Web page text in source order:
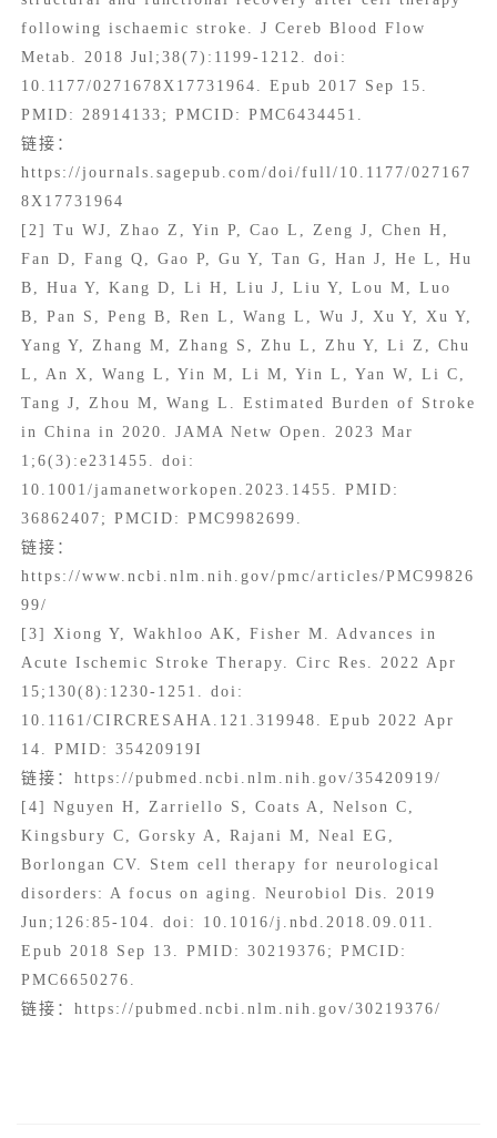
following ischaemic stroke. J Cereb Blood Flow
Metab. 2018 Jul;38(7):1199-1212. doi:
10.1177/0271678X17731964. Epub 2017 Sep 15.
PMID: 28914133; PMCID: PMC6434451.
链接：
https://journals.sagepub.com/doi/full/10.1177/027167
8X17731964
[2] Tu WJ, Zhao Z, Yin P, Cao L, Zeng J, Chen H,
Fan D, Fang Q, Gao P, Gu Y, Tan G, Han J, He L, Hu
B, Hua Y, Kang D, Li H, Liu J, Liu Y, Lou M, Luo
B, Pan S, Peng B, Ren L, Wang L, Wu J, Xu Y, Xu Y,
Yang Y, Zhang M, Zhang S, Zhu L, Zhu Y, Li Z, Chu
L, An X, Wang L, Yin M, Li M, Yin L, Yan W, Li C,
Tang J, Zhou M, Wang L. Estimated Burden of Stroke
in China in 2020. JAMA Netw Open. 2023 Mar
1;6(3):e231455. doi:
10.1001/jamanetworkopen.2023.1455. PMID:
36862407; PMCID: PMC9982699.
链接：
https://www.ncbi.nlm.nih.gov/pmc/articles/PMC99826
99/
[3] Xiong Y, Wakhloo AK, Fisher M. Advances in
Acute Ischemic Stroke Therapy. Circ Res. 2022 Apr
15;130(8):1230-1251. doi:
10.1161/CIRCRESAHA.121.319948. Epub 2022 Apr
14. PMID: 35420919I
链接：https://pubmed.ncbi.nlm.nih.gov/35420919/
[4] Nguyen H, Zarriello S, Coats A, Nelson C,
Kingsbury C, Gorsky A, Rajani M, Neal EG,
Borlongan CV. Stem cell therapy for neurological
disorders: A focus on aging. Neurobiol Dis. 2019
Jun;126:85-104. doi: 10.1016/j.nbd.2018.09.011.
Epub 2018 Sep 13. PMID: 30219376; PMCID:
PMC6650276.
链接：https://pubmed.ncbi.nlm.nih.gov/30219376/